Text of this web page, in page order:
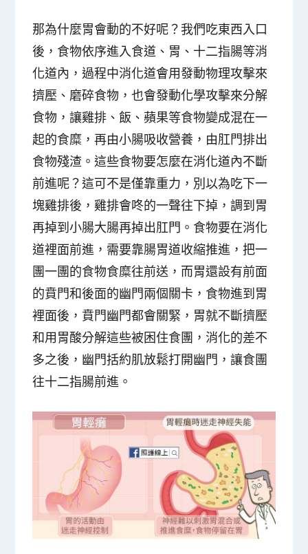
那為什麼胃會動的不好呢？我們吃東西入口
後，食物依序進入食道、胃、十二指腸等消
化道內，過程中消化道會用發動物理攻擊來
擠壓、磨碎食物，也會發動化學攻擊來分解
食物，讓雞排、飯、蘋果等食物變成混在一
起的食糜，再由小腸吸收營養，由肛門排出
食物殘渣。這些食物要怎麼在消化道內不斷
前進呢？這可不是僅靠重力，別以為吃下一
塊雞排後，雞排會咚的一聲往下掉，調到胃
再掉到小腸大腸再掉出肛門。食物要在消化
道裡面前進，需要靠腸胃道收縮推進，把一
團一團的食物食糜往前送，而胃還設有前面
的賁門和後面的幽門兩個關卡，食物進到胃
裡面後，賁門幽門都會關緊，胃就不斷擠壓
和用胃酸分解這些被困住食團，消化的差不
多之後，幽門括約肌放鬆打開幽門，讓食團
往十二指腸前進。